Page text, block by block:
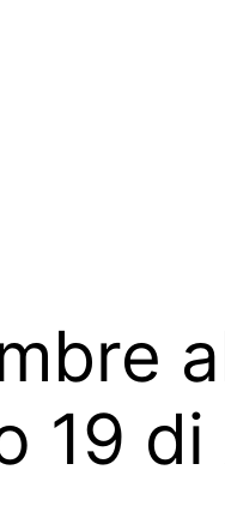
19 di